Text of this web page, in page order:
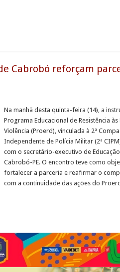
Cabrobó reforçam
Na manhã desta quinta-feira (14), a
Programa Educacional de Resistência às
Violência (Proerd), vinculada à 2ª
Independente de Polícia Militar (2ª
com o secretário-executivo de
Cabrobó-PE. O encontro teve como
fortalecer a parceria e reafirmar o
com a continuidade das ações do